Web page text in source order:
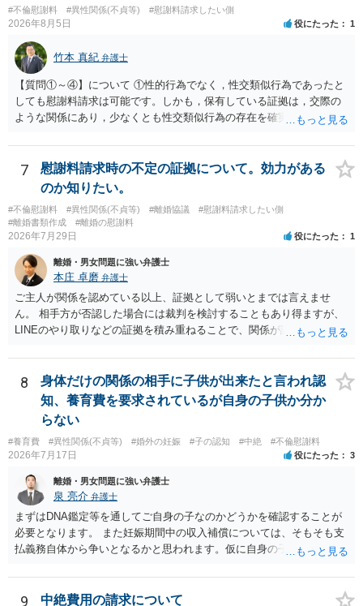
ります。 個人で直接他人のID情報の開示を求めても拒否されるでしょ
#不倫慰謝料 #異性関係(不貞等) #慰謝料請求したい側
2026年8月5日 役にたった 1
竹本 真紀 弁護士
【質問①～④】について ①性的行為でなく，性交類似行為であったと
しても慰謝料請求は可能です。しかも，保有している証拠は，交際の
ような関係にあり，少なくとも性交類似行為の存在を確実に証明でき
ことを窺わせるものです。）。ですから，慰謝料請求を進めることで
よいと思います。 ただ．慰謝料額については，婚姻破綻に至っていな
いとして，この点を考慮されることになるかもしれません。 ②夫との
今後のことを考えて書いてもらうか否かを検討するのがよいと思いま
す。今ある証拠以上のことを証明（証明力を強めることも含む）でき
るのであれば，前向きに検討を進めるという考え方でもよいでしょ
値と夫との関係との均衡のように思います。 ③行政書士に委任をして
いるのであれば，どのような内容の委任なのか不明ですが，その行政
書士との協議になると思います。請求するか，訴訟にするか，その点
の見極めや，相手方は性交類似行為は認めているのか，それさえも否
定しているのかによって，考え方・進め方は変わってくると思いま
あれば，本人（行政書士でも同じだと思います。）への対応ではあま
り変わらないように思います。減額で折り合えるなら本人様の交渉で
もよいように思いますが，ゼロかどうかの観点であれば，訴訟に進む
しかなくなるようにも思います。そうしますと，お近くの弁護士に相
談して進めることを検討した方がよいようにも思います。
7
慰謝料請求時の不定の証拠について。効力がある
のか知りたい。
#不倫慰謝料 #異性関係(不貞等) #離婚協議
#慰謝料請求したい側
#離婚書類作成
#離婚の慰謝料
2026年7月29日 役にたった 1
離婚・男女問題に強い弁護士
本庄 卓磨 弁護士
ご主人が関係を認めている以上、証拠として弱いとまでは言えませ
ん。 相手方が否認した場合には裁判を検討することもあり得ますが、
LINEのやり取りなどの証拠を積み重ねることで、関係が認定される余
個別の事情によりますので、お早めに弁護士に相談されることをおす
すめします。
8
身体だけの関係の相手に子供が出来たと言われ認
知、養育費を要求されているが自身の子供か分か
らない
#養育費 #異性関係(不貞等) #婚外の妊娠 #子の認知 #中絶 #不倫慰謝料
2026年7月17日 役にたった 3
離婚・男女問題に強い弁護士
泉 亮介 弁護士
まずはDNA鑑定等を通してご自身の子なのかどうかを確認することが
必要となります。 また妊娠期間中の収入補償については、そもそも支
払義務自体から争いとなるかと思われます。仮に自身の子であったと
相手に弁護士がついているということであれば、依頼をするかしない
かは別として一度ご自身も個別に弁護士に相談をされたほうが良いで
9 中絶費用の請求について